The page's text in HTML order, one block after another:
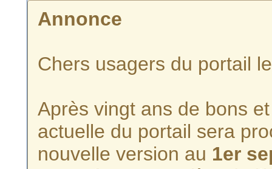
Annonce
Chers usagers du portail
Après vingt ans de bons
actuelle du portail sera
nouvelle version au 1er